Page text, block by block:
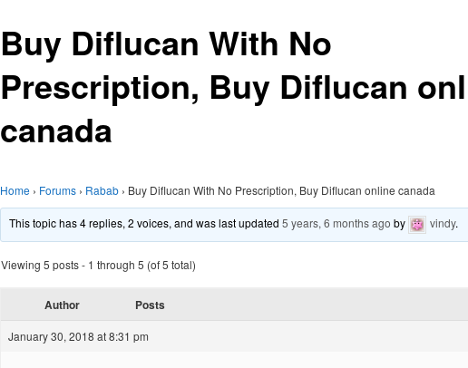
Buy Diflucan With No
Prescription, Buy Diflucan
canada
Home › Forums › Rabab › Buy Diflucan With No Prescription, Buy Diflucan online canada
This topic has 4 replies, 2 voices, and was last updated5 years, 6 months ago by vindy.
Viewing 5 posts - 1 through 5 (of 5 total)
Author Posts
January 30, 2018 at 8:31 pm